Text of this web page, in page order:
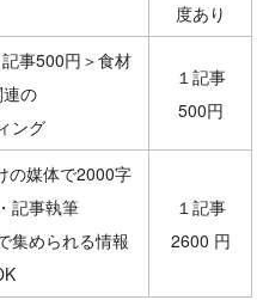
度あり
記事500円＞食材
の
ング
１記事
500円
の媒体で2000字
記事執筆
集められる情報
１記事
2600 円